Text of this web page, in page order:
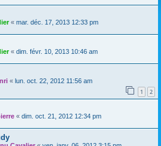
« mar. déc. 17, 2013 12:33 pm
« dim. févr. 10, 2013 10:46 am
« lun. oct. 22, 2012 11:56 am
1 2
« dim. oct. 21, 2012 12:34 pm